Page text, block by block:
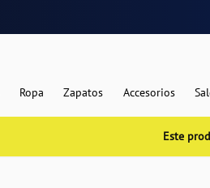
Ropa Zapatos Accesorios
Este